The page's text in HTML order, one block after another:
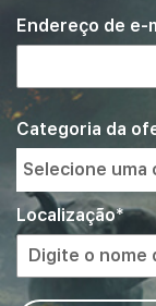
Endereço de e-
Interessado
em
Busque
uma
categoria
de
emprego
da
lista
Categoria da
Localização